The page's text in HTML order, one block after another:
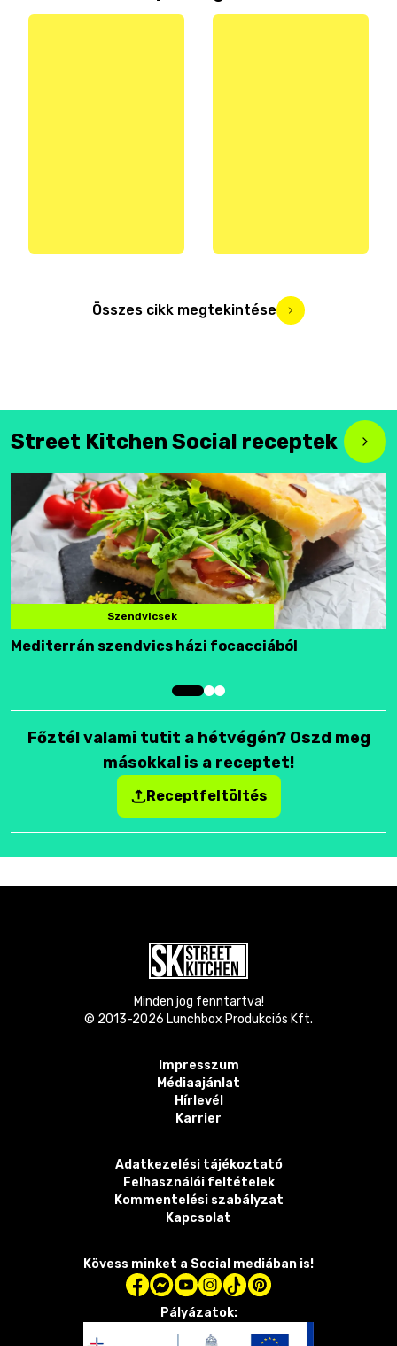
Összes cikk megtekintése
Street Kitchen Social receptek
Szendvicsek
Mediterrán szendvics házi focacciából
Főztél valami tutit a hétvégén? Oszd meg
másokkal is a receptet!
Receptfeltöltés
Minden jog fenntartva!
© 2013-2026 Lunchbox Produkciós Kft.
Impresszum
Médiaajánlat
Hírlevél
Karrier
Adatkezelési tájékoztató
Felhasználói feltételek
Kommentelési szabályzat
Kapcsolat
Kövess minket a Social mediában is!
Pályázatok: